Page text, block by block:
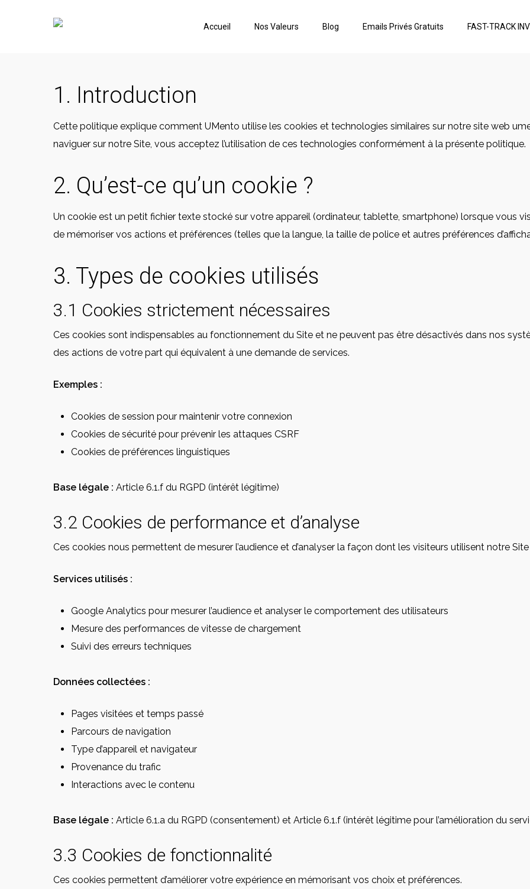
Hit enter to search or ESC to close
Accueil Nos Valeurs Blog Emails Privés Gratuits FAST-TRACK
1. Introduction
Cette politique explique comment UMento utilise les cookies et technologies similaires sur notre site web
naviguer sur notre Site, vous acceptez l’utilisation de ces technologies conformément à la présente politique.
2. Qu’est-ce qu’un cookie ?
Un cookie est un petit fichier texte stocké sur votre appareil (ordinateur, tablette, smartphone) lorsque vous
de mémoriser vos actions et préférences (telles que la langue, la taille de police et autres préférences
3. Types de cookies utilisés
3.1 Cookies strictement nécessaires
Ces cookies sont indispensables au fonctionnement du Site et ne peuvent pas être désactivés dans nos
des actions de votre part qui équivalent à une demande de services.
Exemples :
Cookies de session pour maintenir votre connexion
Cookies de sécurité pour prévenir les attaques CSRF
Cookies de préférences linguistiques
Base légale : Article 6.1.f du RGPD (intérêt légitime)
3.2 Cookies de performance et d’analyse
Ces cookies nous permettent de mesurer l’audience et d’analyser la façon dont les visiteurs utilisent notre
Services utilisés :
Google Analytics pour mesurer l’audience et analyser le comportement des utilisateurs
Mesure des performances de vitesse de chargement
Suivi des erreurs techniques
Données collectées :
Pages visitées et temps passé
Parcours de navigation
Type d’appareil et navigateur
Provenance du trafic
Interactions avec le contenu
Base légale : Article 6.1.a du RGPD (consentement) et Article 6.1.f (intérêt légitime pour l’amélioration du
3.3 Cookies de fonctionnalité
Ces cookies permettent d’améliorer votre expérience en mémorisant vos choix et préférences.